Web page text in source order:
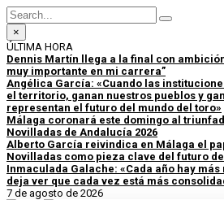
×
ÚLTIMA HORA
Dennis Martín llega a la final con
muy importante en mi carrera”
Angélica García: «Cuando las
el territorio, ganan nuestros pueblos y
representan el futuro del mundo del toro»
Málaga coronará este domingo al
Novilladas de Andalucía 2026
Alberto García reivindica en Málaga el
Novilladas como pieza clave del futuro
Inmaculada Galache: «Cada año hay
deja ver que cada vez está más
7 de agosto de 2026